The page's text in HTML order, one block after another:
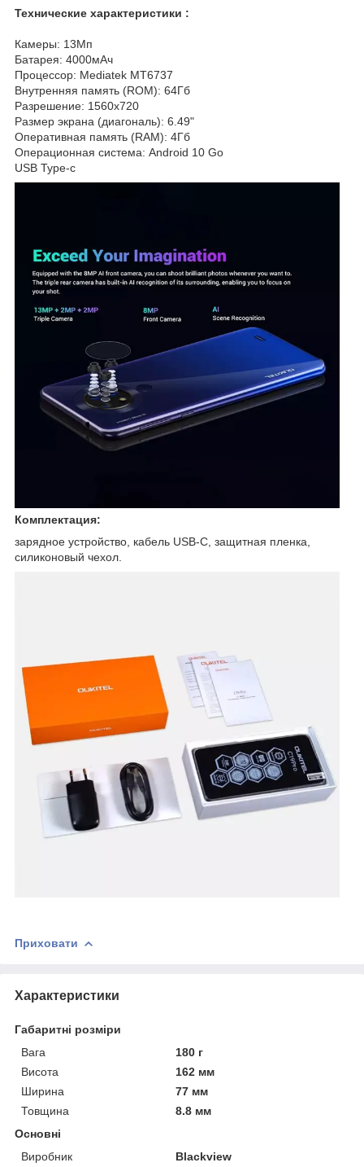
Технические характеристики :
Камеры: 13Мп
Батарея: 4000мАч
Процессор: Mediatek MT6737
Внутренняя память (ROM): 64Гб
Разрешение: 1560x720
Размер экрана (диагональ): 6.49"
Оперативная память (RAM): 4Гб
Операционная система: Android 10 Go
USB Type-c
Комплектация:
зарядное устройство, кабель USB-C, защитная пленка,
силиконовый чехол.
Приховати
Характеристики
Габаритні розміри
Вага
180 г
Висота
162 мм
Ширина
77 мм
Товщина
8.8 мм
Основні
Виробник
Blackview